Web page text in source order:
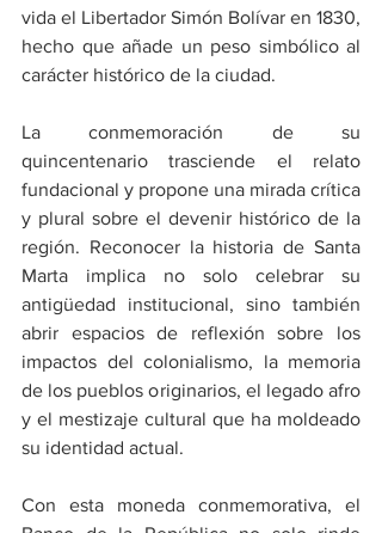
vida el Libertador Simón Bolívar en 1830,
hecho que añade un peso simbólico al
carácter histórico de la ciudad.
La conmemoración de su
quincentenario trasciende el relato
fundacional y propone una mirada crítica
y plural sobre el devenir histórico de la
región. Reconocer la historia de Santa
Marta implica no solo celebrar su
antigüedad institucional, sino también
abrir espacios de reflexión sobre los
impactos del colonialismo, la memoria
de los pueblos originarios, el legado afro
y el mestizaje cultural que ha moldeado
su identidad actual.
Con esta moneda conmemorativa, el